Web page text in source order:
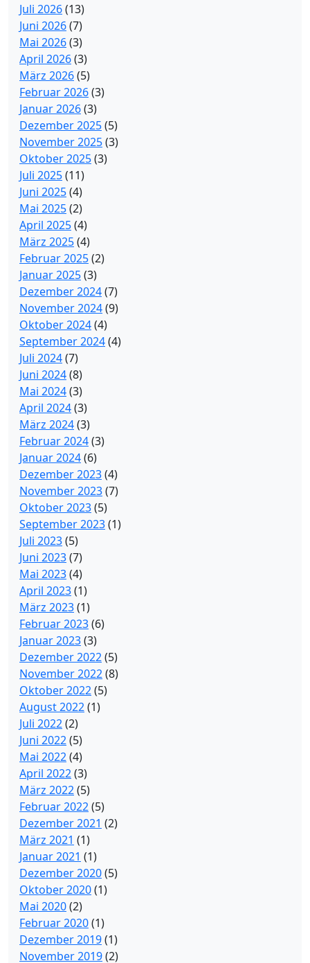
Juli 2026(13)
Juni 2026(7)
Mai 2026(3)
April 2026(3)
März 2026(5)
Februar 2026(3)
Januar 2026(3)
Dezember 2025(5)
November 2025(3)
Oktober 2025(3)
Juli 2025(11)
Juni 2025(4)
Mai 2025(2)
April 2025(4)
März 2025(4)
Februar 2025(2)
Januar 2025(3)
Dezember 2024(7)
November 2024(9)
Oktober 2024(4)
September 2024(4)
Juli 2024(7)
Juni 2024(8)
Mai 2024(3)
April 2024(3)
März 2024(3)
Februar 2024(3)
Januar 2024(6)
Dezember 2023(4)
November 2023(7)
Oktober 2023(5)
September 2023(1)
Juli 2023(5)
Juni 2023(7)
Mai 2023(4)
April 2023(1)
März 2023(1)
Februar 2023(6)
Januar 2023(3)
Dezember 2022(5)
November 2022(8)
Oktober 2022(5)
August 2022(1)
Juli 2022(2)
Juni 2022(5)
Mai 2022(4)
April 2022(3)
März 2022(5)
Februar 2022(5)
Dezember 2021 (2)
März 2021 (1)
Januar 2021 (1)
Dezember 2020(5)
Oktober 2020(1)
Mai 2020(2)
Februar 2020(1)
Dezember 2019(1)
November 2019(2)